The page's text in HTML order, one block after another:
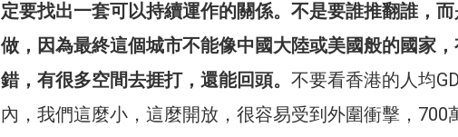
定要找出一套可以持續運作的關係。不是要誰推翻誰，
做，因為最終這個城市不能像中國大陸或美國般的國家
錯，有很多空間去捱打，還能回頭。 不要看香港的人均
內，我們這麼小，這麼開放，很容易受到外圍衝擊，700